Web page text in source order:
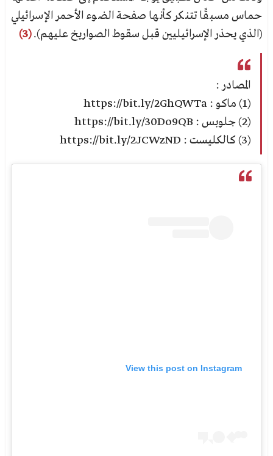
حماس مسبقًا تتنكر كأنها صفحة الضوء الأحمر الإسرائيلي
(الذي يحذر الإسرائيليين قبل سقوط الصواريخ عليهم).(3)
المصادر :
(1)
ماكو : https://bit.ly/2GhQWTa
(2)
جلوبس : https://bit.ly/30Do9QB
(3)
كالكليست : https://bit.ly/2JCWzND
View this post on Instagram